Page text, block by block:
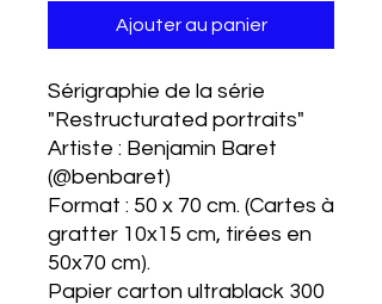
Ajouter au panier
Sérigraphie de la série
"Restructurated portraits"
Artiste : Benjamin Baret
(@benbaret)
Format : 50 x 70 cm. (Cartes à
gratter 10x15 cm, tirées en
50x70 cm).
Papier carton ultrablack 300